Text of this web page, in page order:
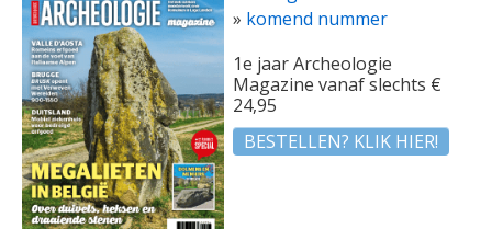
» komend nummer
1e jaar Archeologie
Magazine vanaf slechts €
24,95
BESTELLEN? KLIK HIER!